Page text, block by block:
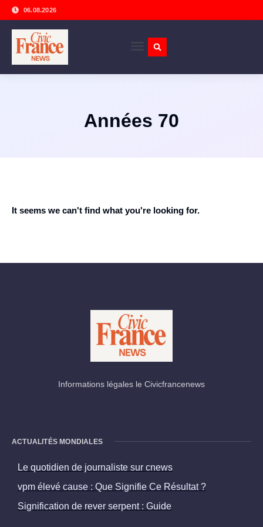
06.08.2026
Années 70
It seems we can't find what you're looking for.
Informations légales le Civicfrancenews
ACTUALITÉS MONDIALES
Le quotidien de journaliste sur cnews
vpm élevé cause : Que Signifie Ce Résultat ?
Signification de rever serpent : Guide